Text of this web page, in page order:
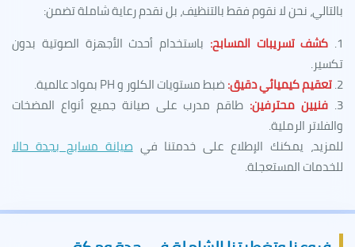
بالتالي، نحن لا نقوم فقط بالتنظيف، بل نقدم رعاية شاملة تضمن:
1. كشف تسريبات المسابح: باستخدام أحدث الأجهزة الصوتية بدون
تكسير.
2. تعقيم كيميائي دقيق:ضبط مستويات الكلور و PH بمواد عالمية.
3. فنيين محترفين: طاقم مدرب على صيانة جميع أنواع المضخات
والفلاتر الرملية.
للمزيد، يمكنك الإطلاع على خدمتنا فيصيانة مسابح بجدة حالا
للخدمات المستعجلة.